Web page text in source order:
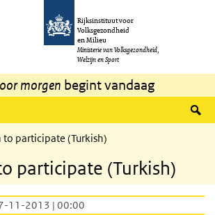
inhoud gaan
Rijksinstituut voor
Volksgezondheid
en Milieu
Ministerie van Volksgezondheid,
Welzijn en Sport
morgen begint vandaag
participate (Turkish)
participate (Turkish)
11-2013 | 00:00